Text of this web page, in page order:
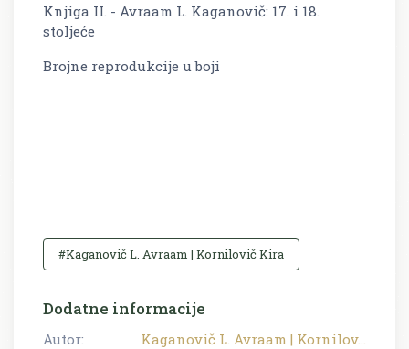
Knjiga II. - Avraam L. Kaganovič: 17. i 18.
stoljeće
Brojne reprodukcije u boji
#Kaganovič L. Avraam | Kornilovič Kira
Dodatne informacije
Autor:
Kaganovič L. Avraam | Kornilov...